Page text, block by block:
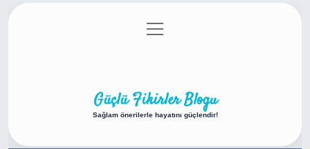
Gizlilik Politikası
menüyü
aç
Güçlü Fikirler Blogu
Sağlam önerilerle hayatını güçlendir!